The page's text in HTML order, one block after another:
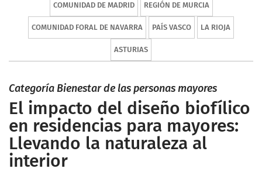
COMUNIDAD DE MADRID REGIÓN DE MURCIA
COMUNIDAD FORAL DE NAVARRA PAÍS VASCO LA RIOJA
ASTURIAS
Categoría Bienestar de las personas mayores
El impacto del diseño biofílico
en residencias para mayores:
Llevando la naturaleza al
interior